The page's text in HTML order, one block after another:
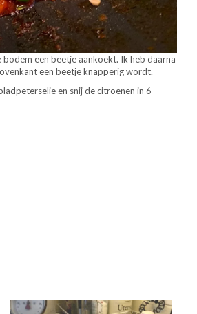
een beetje aankoekt. Ik heb daarna
een beetje knapperig wordt.
en snij de citroenen in 6